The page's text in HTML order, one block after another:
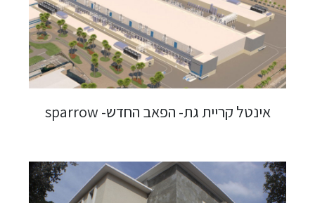
אינטל קריית גת- הפאב החדש- sparrow